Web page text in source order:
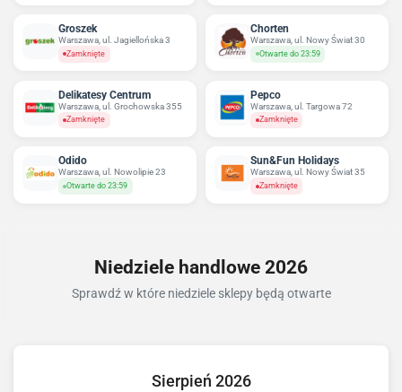
Groszek
Warszawa, ul. Jagiellońska 3
Zamknięte
Chorten
Warszawa, ul. Nowy Świat 30
Otwarte do 23:59
Delikatesy Centrum
Warszawa, ul. Grochowska 355
Zamknięte
Pepco
Warszawa, ul. Targowa 72
Zamknięte
Odido
Warszawa, ul. Nowolipie 23
Otwarte do 23:59
Sun&Fun Holidays
Warszawa, ul. Nowy Świat 35
Zamknięte
Niedziele handlowe 2026
Sprawdź w które niedziele sklepy będą otwarte
Sierpień 2026